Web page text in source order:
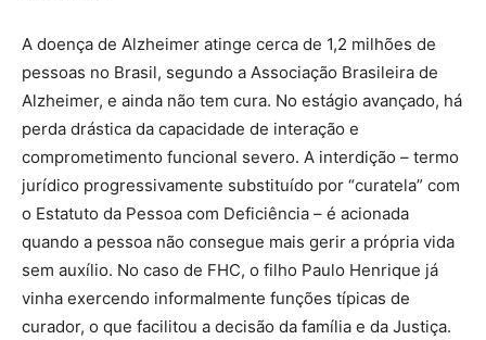
A doença de Alzheimer atinge cerca de 1,2 milhões de
pessoas no Brasil, segundo a Associação Brasileira de
Alzheimer, e ainda não tem cura. No estágio avançado, há
perda drástica da capacidade de interação e
comprometimento funcional severo. A interdição – termo
jurídico progressivamente substituído por “curatela” com
o Estatuto da Pessoa com Deficiência – é acionada
quando a pessoa não consegue mais gerir a própria vida
sem auxílio. No caso de FHC, o filho Paulo Henrique já
vinha exercendo informalmente funções típicas de
curador, o que facilitou a decisão da família e da Justiça.